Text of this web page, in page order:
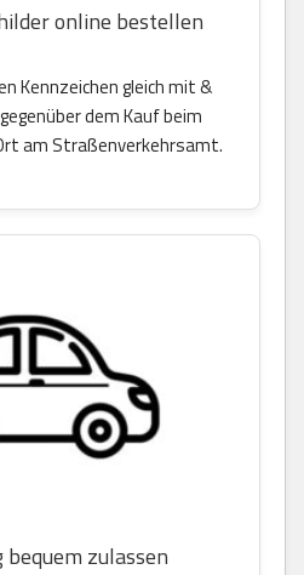
online bestellen
Kennzeichen gleich mit &
dem Kauf beim
am Straßenverkehrsamt.
bequem zulassen